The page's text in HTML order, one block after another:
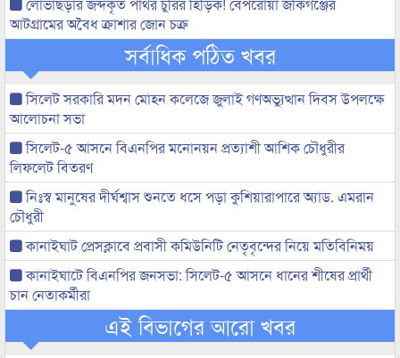
আটগ্রামের অবৈধ ক্রাশার জোন চক্র
সর্বাধিক পঠিত খবর
সিলেট সরকারি মদন মোহন কলেজে জুলাই গণঅভ্যুত্থান দিবস উপলক্ষে
আলোচনা সভা
সিলেট-৫ আসনে বিএনপির মনোনয়ন প্রত্যাশী আশিক চৌধুরীর
লিফলেট বিতরণ
নিঃস্ব মানুষের দীর্ঘশ্বাস শুনতে ধসে পড়া কুশিয়ারাপারে অ্যাড. এমরান
চৌধুরী
কানাইঘাট প্রেসক্লাবে প্রবাসী কমিউনিটি নেতৃবৃন্দের নিয়ে মতিবিনিময়
কানাইঘাটে বিএনপির জনসভা: সিলেট-৫ আসনে ধানের শীষের প্রার্থী
চান নেতাকর্মীরা
এই বিভাগের আরো খবর